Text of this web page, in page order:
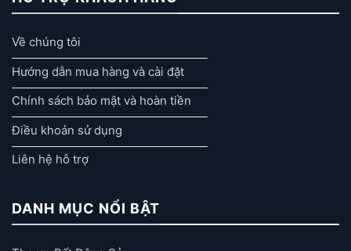
Về chúng tôi
Hướng dẫn mua hàng và cài đặt
Chính sách bảo mật và hoàn tiền
Điều khoản sử dụng
Liên hệ hỗ trợ
DANH MỤC NỔI BẬT